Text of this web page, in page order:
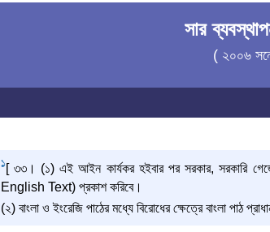
সার
( ২০০৬
1[ ৩৩। (১) এই আইন কার্যকর হইবার পর সরকার, সরকারি
English Text) প্রকাশ করিবে।
(২) বাংলা ও ইংরেজি পাঠের মধ্যে বিরোধের ক্ষেত্রে বাংলা পাঠ